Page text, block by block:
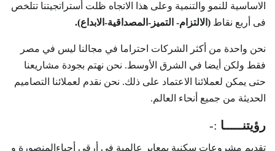
الاساسية للنمو والتنمية وعلى هذا الاتجاه ظلت أستراتجيتنا تتلخص
فى أربع نقاط (الالتزام- التميز-المصداقية-الابداع).
نحن واحدة من أكثر الشركات احتراما في مجالنا ليس في مصر
فقط ولكن أيضا في الشرق الأوسط. نحن نهتم بجودة مشاريعنا
حتى يمكن لعملائنا الاعتماد على ذلك. نحن نقدم لعملائنا التصاميم
الحديثة من جميع أنحاء العالم.
رؤيتنـــــا :-
تقديم مشروعات سكنية بمعاير عالمية فى أرقى أحياءالمنصورة و